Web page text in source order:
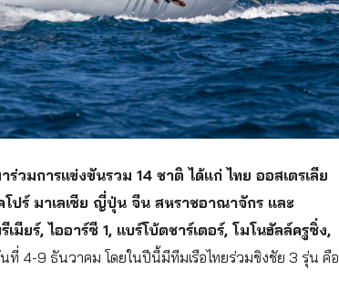
วมการแข่งขันรวม 14 ชาติ ได้แก่ ไทย ออสเตรเลีย
โปร์ มาเลเซีย ญี่ปุ่น จีน สหราชอาณาจักร และ
มียร์, ไออาร์ซี 1, แบร์โบ้ตชาร์เตอร์, โมโนฮัลล์ครูซิ่ง,
4-9 ธันวาคม โดยในปีนี้มีทีมเรือไทยร่วมชิงชัย 3 รุ่น คือ